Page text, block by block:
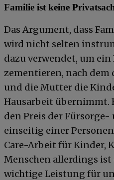
Familie ist keine
Das Argument, dass
wird nicht selten
dazu verwendet, um
zementieren, nach dem
und die Mutter die
Hausarbeit übernimmt.
den Preis der Fürsorge-
einseitig einer
Care-Arbeit für Kinder,
Menschen allerdings
wichtige Leistung für